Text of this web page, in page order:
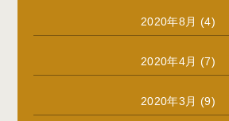
2020年8月 (4)
2020年4月 (7)
2020年3月 (9)